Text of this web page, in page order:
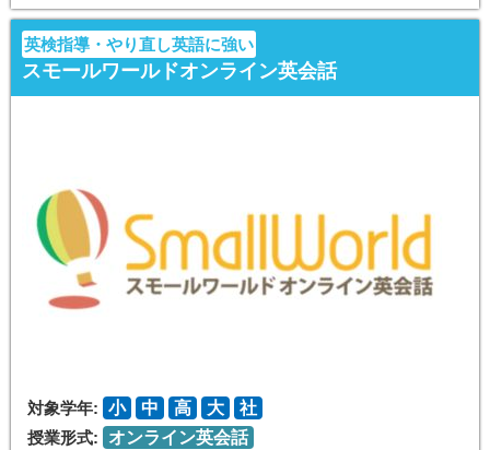
英検指導・やり直し英語に強い
スモールワールドオンライン英会話
対象学年: 小 中 高 大
社
授業形式:
オンライン英会話